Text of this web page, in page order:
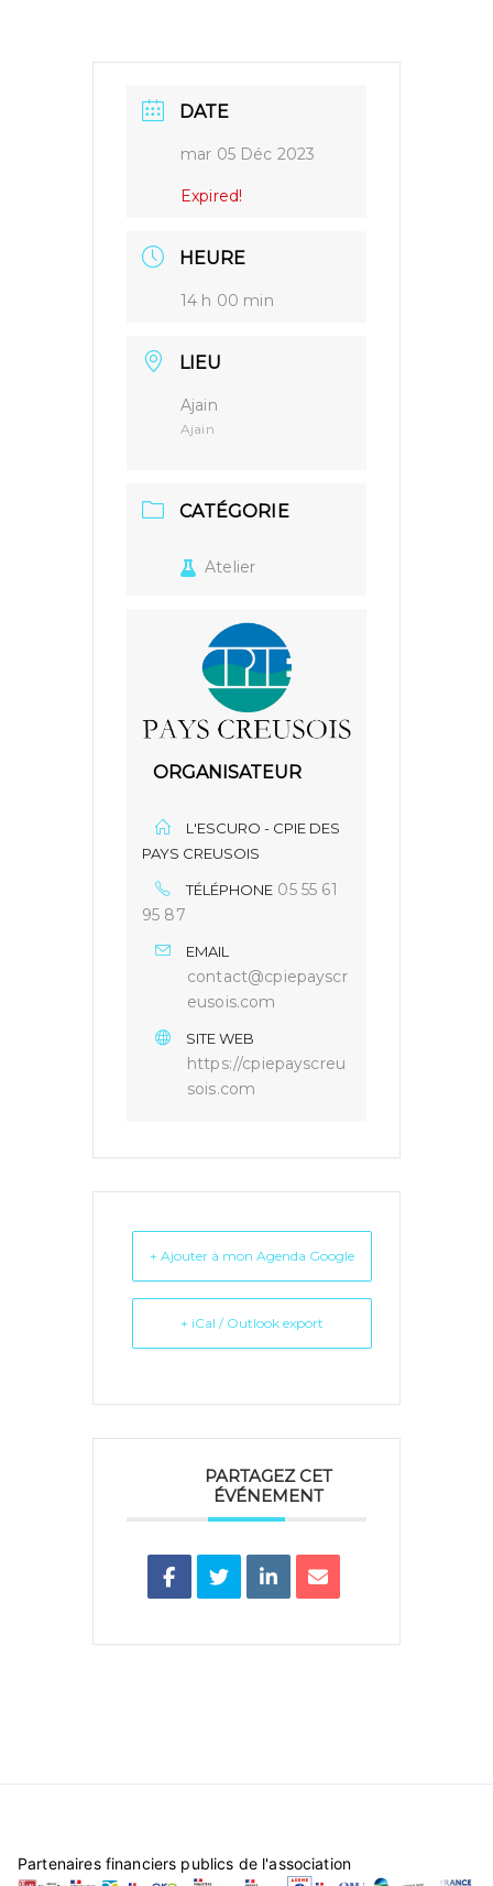
DATE
mar 05 Déc 2023
Expired!
HEURE
14 h 00 min
LIEU
Ajain
Ajain
CATÉGORIE
Atelier
ORGANISATEUR
L'ESCURO - CPIE DES
PAYS CREUSOIS
TÉLÉPHONE 05 55 61
95 87
EMAIL
contact@cpiepayscr
eusois.com
SITE WEB
https://cpiepayscreu
sois.com
+ Ajouter à mon Agenda Google
+ iCal / Outlook export
PARTAGEZ CET
ÉVÉNEMENT
Partenaires financiers publics de l'association